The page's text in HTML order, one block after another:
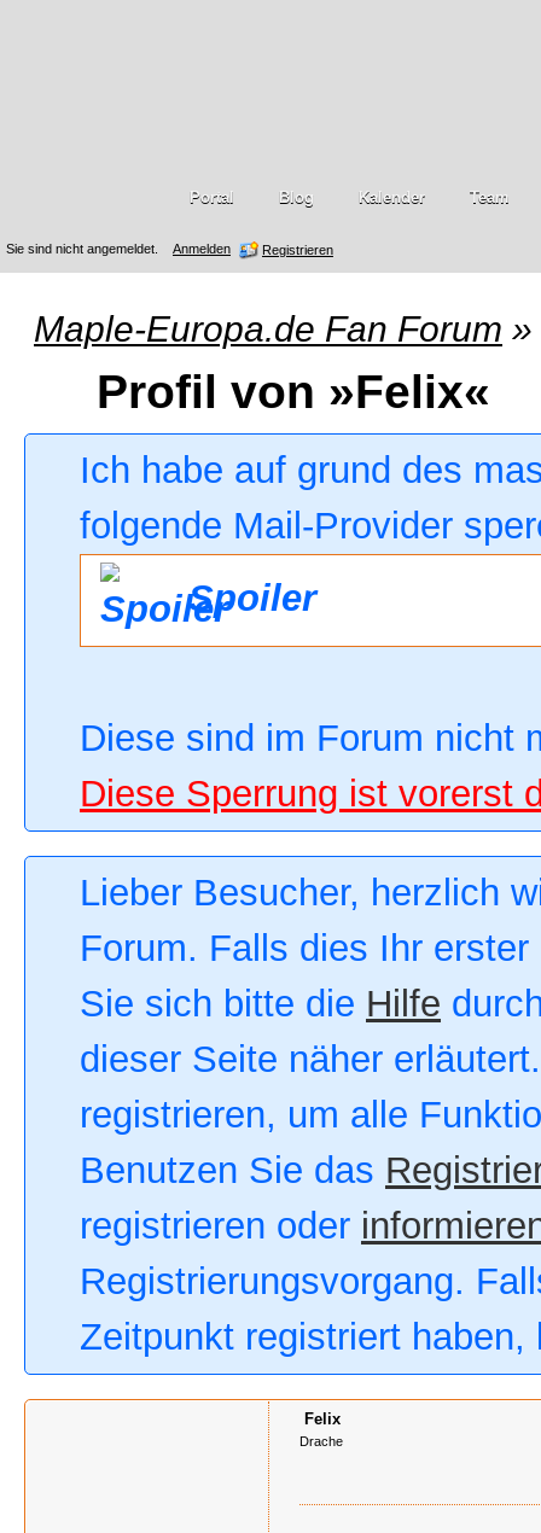
Sie sind nicht angemeldet. Anmelden Registrieren
Portal Blog Kalender Team
Maple-Europa.de Fan Forum »
Profil von »Felix«
Ich habe auf grund des
folgende Mail-Provider
Spoiler
Diese sind im Forum nicht
Diese Sperrung ist vorerst
Lieber Besucher, herzlich
Forum. Falls dies Ihr
Sie sich bitte die Hilfe
dieser Seite näher
registrieren, um alle
Benutzen Sie das
registrieren oder
Registrierungsvorgang.
Zeitpunkt registriert
Felix
Drache